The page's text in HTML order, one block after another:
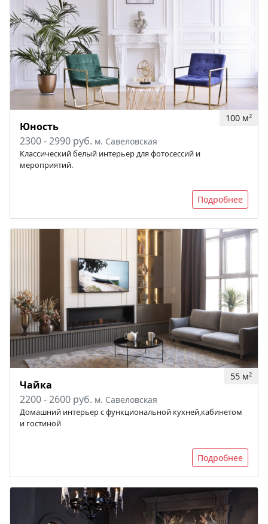
100 м2
Юность
2300 - 2990 руб. м. Савеловская
Классический белый интерьер для фотосессий и
мероприятий.
Подробнее
55 м2
Чайка
2200 - 2600 руб. м. Савеловская
Домашний интерьер с функциональной кухней,кабинетом
и гостиной
Подробнее